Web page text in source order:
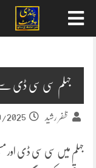
جہلم سی سی ڈی سے
ظفر رشید 2025
جہلم میں سی سی ڈی اور